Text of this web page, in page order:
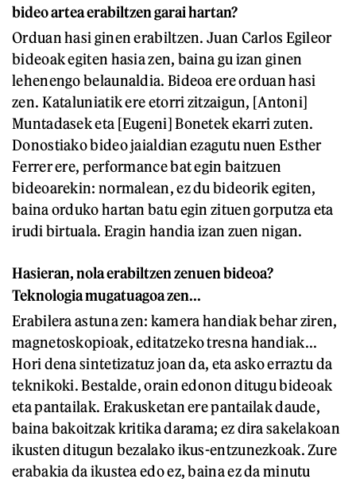
bideo artea erabiltzen garai hartan?
Orduan hasi ginen erabiltzen. Juan Carlos Egileor
bideoak egiten hasia zen, baina gu izan ginen
lehenengo belaunaldia. Bideoa ere orduan hasi
zen. Kataluniatik ere etorri zitzaigun, [Antoni]
Muntadasek eta [Eugeni] Bonetek ekarri zuten.
Donostiako bideo jaialdian ezagutu nuen Esther
Ferrer ere, performance bat egin baitzuen
bideoarekin: normalean, ez du bideorik egiten,
baina orduko hartan batu egin zituen gorputza eta
irudi birtuala. Eragin handia izan zuen nigan.
Hasieran, nola erabiltzen zenuen bideoa?
Teknologia mugatuagoa zen...
Erabilera astuna zen: kamera handiak behar ziren,
magnetoskopioak, editatzeko tresna handiak...
Hori dena sintetizatuz joan da, eta asko erraztu da
teknikoki. Bestalde, orain edonon ditugu bideoak
eta pantailak. Erakusketan ere pantailak daude,
baina bakoitzak kritika darama; ez dira sakelakoan
ikusten ditugun bezalako ikus-entzunezkoak. Zure
erabakia da ikustea edo ez, baina ez da minutu